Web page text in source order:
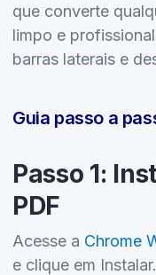
que converte
limpo e
barras laterais e
Guia passo a
Passo 1:
PDF
Acesse a Chrome
e clique em Instalar.